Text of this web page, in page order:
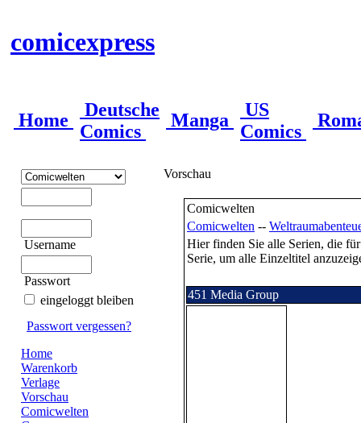
comicexpress
Home
Deutsche
Comics
Manga
US
Comics
Username
Passwort
eingeloggt bleiben
Passwort vergessen?
Home
Warenkorb
Verlage
Vorschau
Comicwelten
Vorschau
Comicwelten
Comicwelten --
Hier finden Sie alle Serien, die
Serie, um alle Einzeltitel
451 Media Group